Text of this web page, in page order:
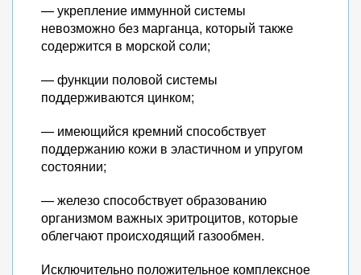
— укрепление иммунной системы
невозможно без марганца, который также
содержится в морской соли;
— функции половой системы
поддерживаются цинком;
— имеющийся кремний способствует
поддержанию кожи в эластичном и упругом
состоянии;
— железо способствует образованию
организмом важных эритроцитов, которые
облегчают происходящий газообмен.
Исключительно положительное комплексное